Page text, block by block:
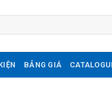
BẢNG GIÁ